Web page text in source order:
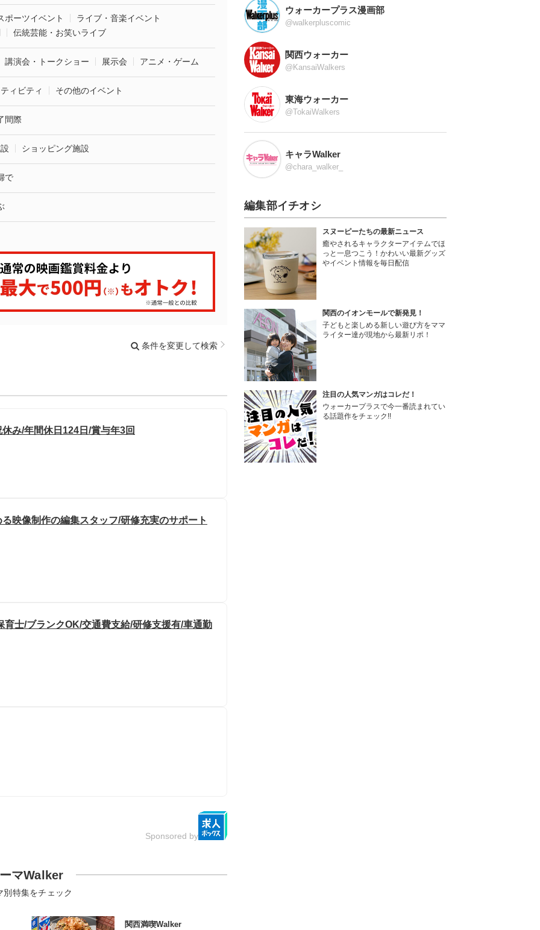
ポーツイベント
ライブ・音楽イベント
伝統芸能・お笑いライブ
講演会・トークショー 展示会 アニメ・ゲーム
ィビティ その他のイベント
間際
ショッピング施設
で
条件を変更して検索
み/年間休日124日/賞与年3回
映像制作の編集スタッフ/研修充実のサポート
士/ブランクOK/交通費支給/研修支援有/車通勤
Sponsored by
マWalker
別特集をチェック
関西満喫Walker
ウォーカープラス漫画部
@walkerpluscomic
関西ウォーカー
@KansaiWalkers
東海ウォーカー
@TokaiWalkers
キャラWalker
@chara_walker_
編集部イチオシ
スヌーピーたちの最新ニュース
癒やされるキャラクターアイテムでほ
っと一息つこう！かわいい最新グッズ
やイベント情報を毎日配信
関西のイオンモールで新発見！
子どもと楽しめる新しい遊び方をママ
ライター達が現地から最新リポ！
注目の人気マンガはコレだ！
ウォーカープラスで今一番読まれてい
る話題作をチェック!!